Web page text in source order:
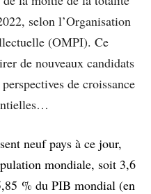
selon l’Organisation
(OMPI). Ce
de nouveaux candidats
de croissance
neuf pays à ce jour,
mondiale, soit 3,6
% du PIB mondial (en